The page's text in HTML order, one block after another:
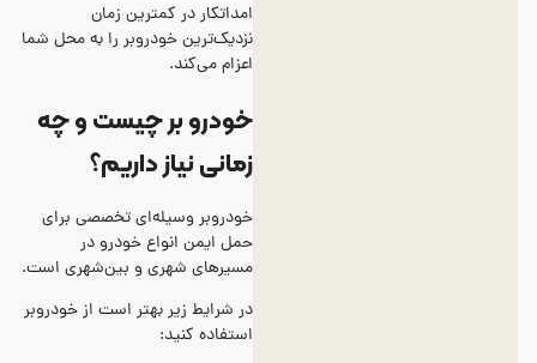
امداتکار در کمترین زمان
نزدیک‌ترین خودروبر را به محل شما
اعزام می‌کند.
خودرو بر چیست و چه
زمانی نیاز داریم؟
خودروبر وسیله‌ای تخصصی برای
حمل ایمن انواع خودرو در
مسیرهای شهری و بین‌شهری است.
در شرایط زیر بهتر است از خودروبر
استفاده کنید: